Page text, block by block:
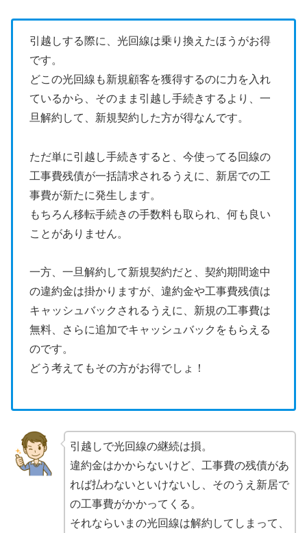
引越しする際に、光回線は乗り換えたほうがお得
です。
どこの光回線も新規顧客を獲得するのに力を入れ
ているから、そのまま引越し手続きするより、一
旦解約して、新規契約した方が得なんです。
ただ単に引越し手続きすると、今使ってる回線の
工事費残債が一括請求されるうえに、新居での工
事費が新たに発生します。
もちろん移転手続きの手数料も取られ、何も良い
ことがありません。
一方、一旦解約して新規契約だと、契約期間途中
の違約金は掛かりますが、違約金や工事費残債は
キャッシュバックされるうえに、新規の工事費は
無料、さらに追加でキャッシュバックをもらえる
のです。
どう考えてもその方がお得でしょ！
引越しで光回線の継続は損。
違約金はかからないけど、工事費の残債があ
れば払わないといけないし、そのうえ新居で
の工事費がかかってくる。
それならいまの光回線は解約してしまって、